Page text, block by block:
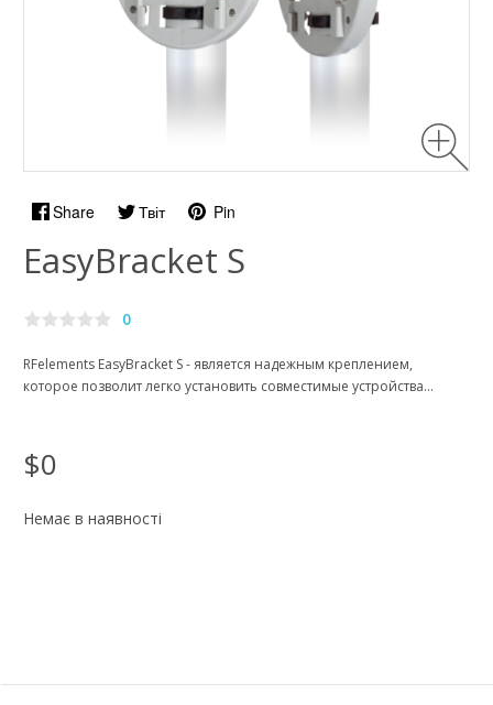
Share Твіт Pin
EasyBracket S
0
RFelements EasyBracket S - является надежным креплением,
которое позволит легко установить совместимые устройства...
$0
Немає в наявності